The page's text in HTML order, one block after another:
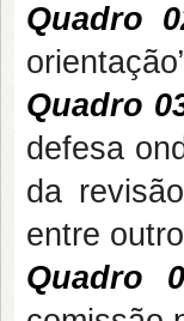
Quadro
Quadro
defesa
da
entre
Quadro